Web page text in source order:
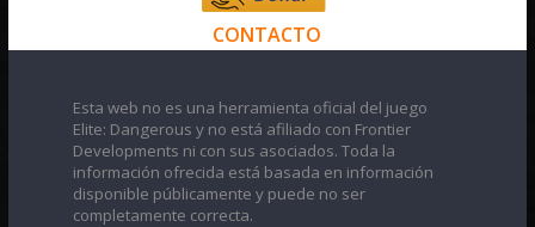
CONTACTO
Esta web no es una herramienta oficial del juego
Elite: Dangerous y no está afiliado con Frontier
Developments ni con sus asociados. Toda la
información ofrecida está basada en información
disponible públicamente y puede no ser
completamente correcta.